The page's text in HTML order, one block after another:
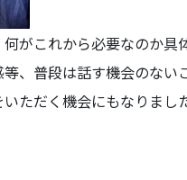
がこれから必要なのか具
、普段は話す機会のな
ただく機会にもなりまし